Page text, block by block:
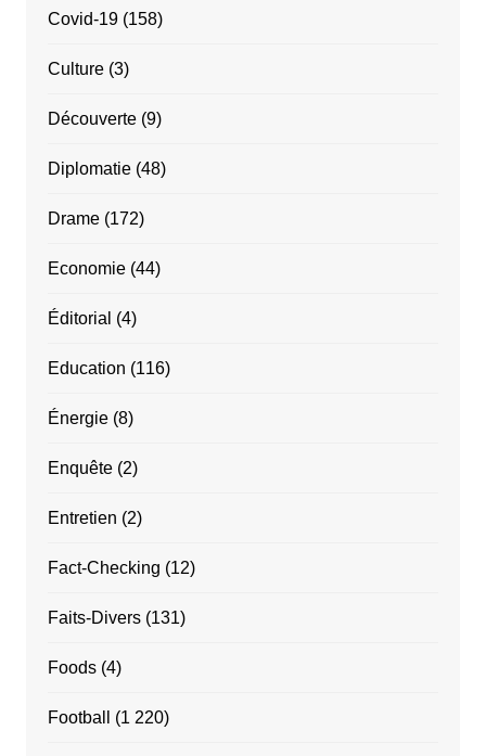
Covid-19(158)
Culture(3)
Découverte(9)
Diplomatie(48)
Drame(172)
Economie(44)
Éditorial (4)
Education (116)
Énergie(8)
Enquête(2)
Entretien (2)
Fact-Checking (12)
Faits-Divers(131)
Foods(4)
Football (1 220)